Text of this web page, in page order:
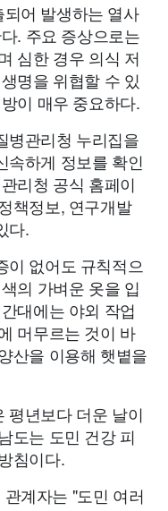
어 발생하는 열사
. 주요 증상으로는
심한 경우 의식 저
명을 위협할 수 있
이 매우 중요하다.
병관리청 누리집을
속하게 정보를 확인
리청 공식 홈페이
책정보, 연구개발
다.
이 없어도 규칙적으
의 가벼운 옷을 입
대에는 야외 작업
머무르는 것이 바
산을 이용해 햇볕을
평년보다 더운 날이
도는 도민 건강 피
침이다.
계자는 "도민 여러